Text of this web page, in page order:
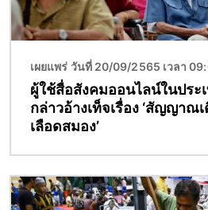
เผยแพร่ วันที่ 20/09/2565 เวลา
ผู้ใช้สื่อสังคมออนไลน์ในประ
กล่าวอ้างเท็จเรื่อง ‘สัญญาณ
เลือดสมอง’
Image